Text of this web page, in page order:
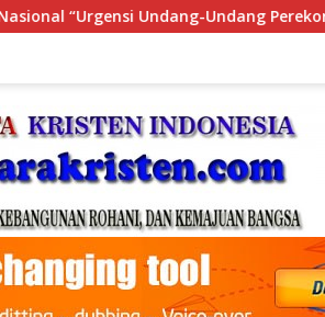
Nasional dan